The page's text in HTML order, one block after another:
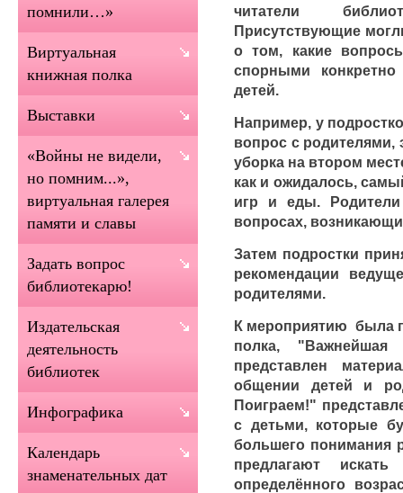
читатели
Присутствующие
о том, какие
спорными
детей.
Например, у
вопрос с
уборка на втором
как и ожидалось,
игр и еды.
вопросах,
Затем подростки
рекомендации
родителями.
К мероприятию была
полка,
представлен
общении детей и
Поиграем!"
с детьми, которые
большего понимания
предлагают
определённого
помнили…»
Виртуальная
книжная полка
Выставки
«Войны не видели,
но помним...»,
виртуальная галерея
памяти и славы
Задать вопрос
библиотекарю!
Издательская
деятельность
библиотек
Инфографика
Календарь
знаменательных дат